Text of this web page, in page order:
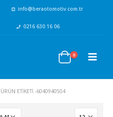
info@beraotomotiv.com.tr
0216 630 16 06
0
ÜRÜN ETIKETI -6040940504